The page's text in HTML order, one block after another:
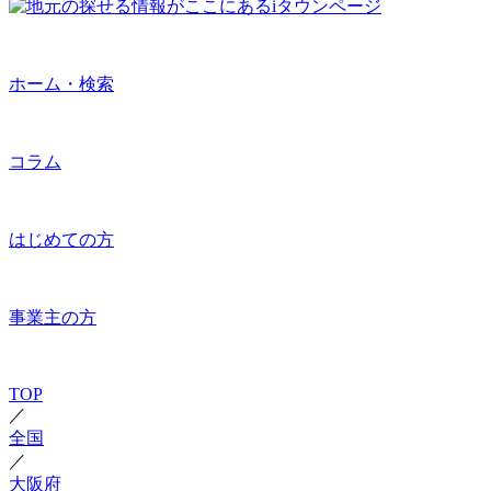
ホーム・検索
コラム
はじめての方
事業主の方
TOP
／
全国
／
大阪府